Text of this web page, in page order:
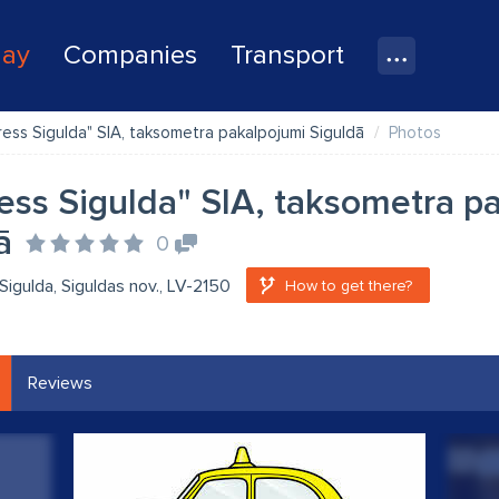
Companies Transport
Sigulda" SIA, taksometra pakalpojumi Siguldā Photos
Sigulda" SIA, taksometra
0
Siguldas nov., LV-2150 How to get there?
Reviews